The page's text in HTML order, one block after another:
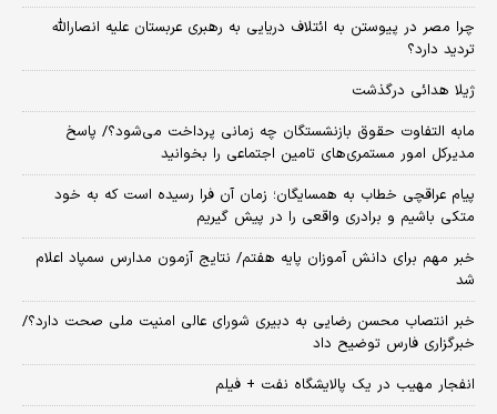
چرا مصر در پیوستن به ائتلاف دریایی به رهبری عربستان علیه انصارالله
تردید دارد؟
ژیلا هدائی درگذشت
مابه التفاوت حقوق بازنشستگان چه زمانی پرداخت می‌شود؟/ پاسخ
مدیرکل امور مستمری‌های تامین اجتماعی را بخوانید
پیام عراقچی خطاب به همسایگان؛ زمان آن فرا رسیده است که به خود
متکی باشیم و برادری واقعی را در پیش گیریم
خبر مهم برای دانش آموزان پایه هفتم/ نتایج آزمون مدارس سمپاد اعلام
شد
خبر انتصاب محسن رضایی به دبیری شورای عالی امنیت ملی صحت دارد؟/
خبرگزاری فارس توضیح داد
انفجار مهیب در یک پالایشگاه نفت + فیلم